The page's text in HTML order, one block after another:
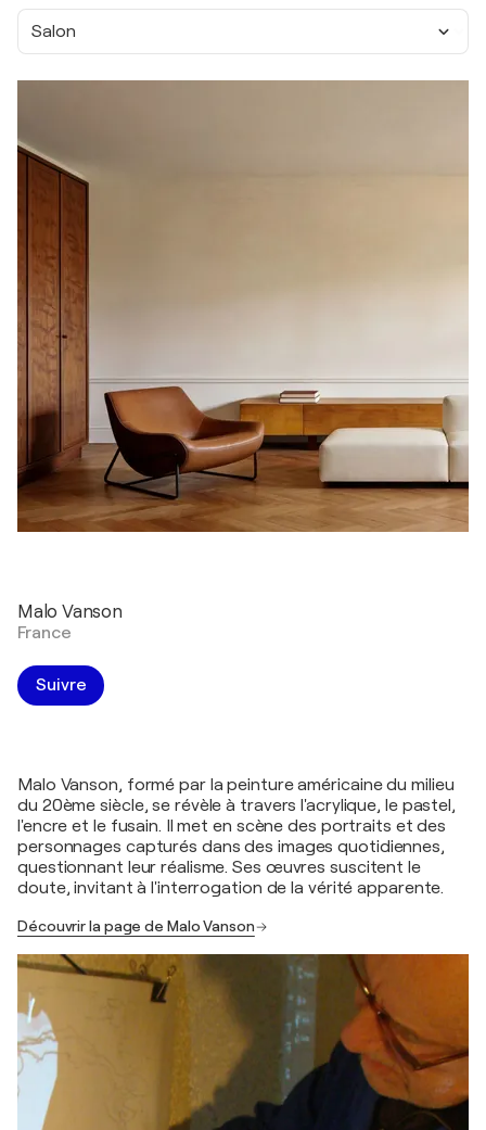
Salon
Malo Vanson
France
Suivre
Malo Vanson, formé par la peinture américaine du milieu
du 20ème siècle, se révèle à travers l'acrylique, le pastel,
l'encre et le fusain. Il met en scène des portraits et des
personnages capturés dans des images quotidiennes,
questionnant leur réalisme. Ses œuvres suscitent le
doute, invitant à l'interrogation de la vérité apparente.
Découvrir la page de Malo Vanson